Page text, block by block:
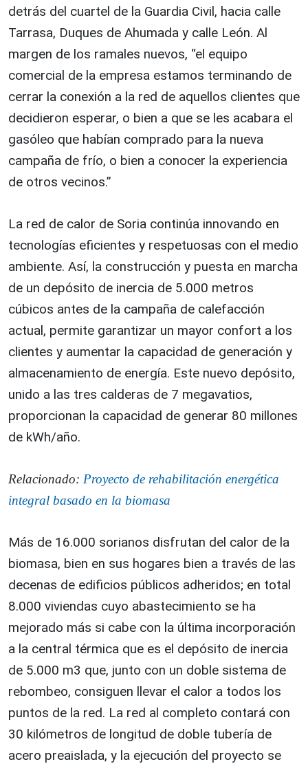
detrás del cuartel de la Guardia Civil, hacia calle
Tarrasa, Duques de Ahumada y calle León. Al
margen de los ramales nuevos, “el equipo
comercial de la empresa estamos terminando de
cerrar la conexión a la red de aquellos clientes que
decidieron esperar, o bien a que se les acabara el
gasóleo que habían comprado para la nueva
campaña de frío, o bien a conocer la experiencia
de otros vecinos.”
La red de calor de Soria continúa innovando en
tecnologías eficientes y respetuosas con el medio
ambiente. Así, la construcción y puesta en marcha
de un depósito de inercia de 5.000 metros
cúbicos antes de la campaña de calefacción
actual, permite garantizar un mayor confort a los
clientes y aumentar la capacidad de generación y
almacenamiento de energía. Este nuevo depósito,
unido a las tres calderas de 7 megavatios,
proporcionan la capacidad de generar 80 millones
de kWh/año.
Relacionado: Proyecto de rehabilitación energética
integral basado en la biomasa
Más de 16.000 sorianos disfrutan del calor de la
biomasa, bien en sus hogares bien a través de las
decenas de edificios públicos adheridos; en total
8.000 viviendas cuyo abastecimiento se ha
mejorado más si cabe con la última incorporación
a la central térmica que es el depósito de inercia
de 5.000 m3 que, junto con un doble sistema de
rebombeo, consiguen llevar el calor a todos los
puntos de la red. La red al completo contará con
30 kilómetros de longitud de doble tubería de
acero preaislada, y la ejecución del proyecto se